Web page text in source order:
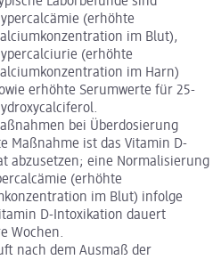
(erhöhte
im Blut),
(erhöhte
im Harn)
erhöhte Serumwerte für 25-
bei Überdosierung
Maßnahme ist das Vitamin D-
abzusetzen; eine Normalisierung
(erhöhte
im Blut) infolge
D-Intoxikation dauert
Wochen.
nach dem Ausmaß der